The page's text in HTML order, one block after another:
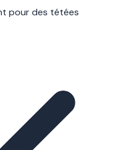
pour des tétées